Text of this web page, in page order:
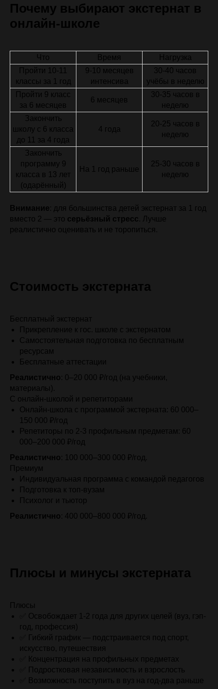
Почему выбирают экстернат в
онлайн-школе
Что Время
Нагрузка
Пройти 10-11
классы за 1 год
9-10 месяцев
интенсива
30-40 часов
учёбы в неделю
Пройти 9 класс
за 6 месяцев
6 месяцев
30-35 часов в
неделю
Закончить
школу с 6 класса
до 11 за 4 года
4 года
20-25 часов в
неделю
Закончить
программу 9
класса в 13 лет
(одарённый)
На 1 год раньше
25-30 часов в
неделю
Внимание: для большинства детей экстернат за 1 год
вместо 2 — это серьёзный стресс. Лучше
реалистично оценивать и не торопиться.
Стоимость экстерната
Бесплатный экстернат
Прикрепление к гос. школе с экстернатом
Самостоятельная подготовка по бесплатным
ресурсам
Бесплатные аттестации
Реалистично: 0–20 000 ₽/год (на учебники,
материалы).
С онлайн-школой и репетиторами
Онлайн-школа с программой экстерната: 60 000–
150 000 ₽/год
Репетиторы по 2-3 профильным предметам: 60
000–200 000 ₽/год
Реалистично: 100 000–300 000 ₽/год.
Премиум
Индивидуальная программа с командой педагогов
Подготовка к топ-вузам
Психолог и тьютор
Реалистично: 400 000–800 000 ₽/год.
Плюсы и минусы экстерната
Плюсы
✅ Освобождает 1-2 года для других целей (вуз, гэп-
год, профессия)
✅ Гибкий график — подстраивается под спорт,
искусство, путешествия
✅ Концентрация на профильных предметах
✅ Подростковая независимость и взрослость
✅ Возможность поступить в вуз на год-два раньше